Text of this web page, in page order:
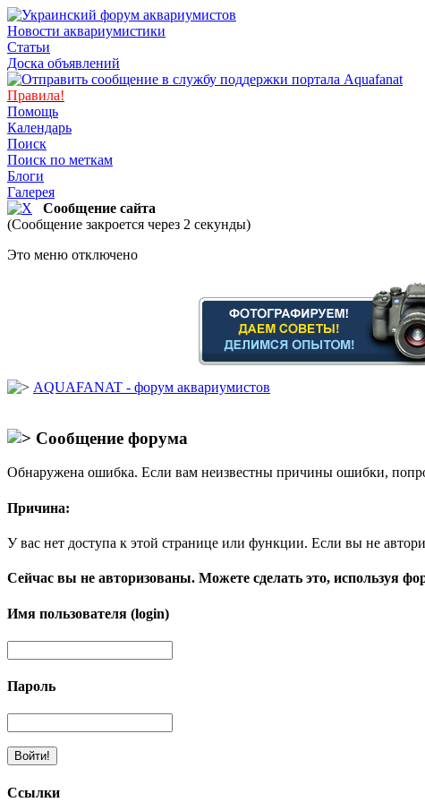
Новости аквариумистики
Статьи
Доска объявлений
Правила!
Помощь
Календарь
Поиск
Поиск по меткам
Блоги
Галерея
Сообщение сайта
(Сообщение закроется через 2 секунды)
Это меню отключено
AQUAFANAT - форум аквариумистов
Сообщение форума
Обнаружена ошибка. Если вам неизвестны причины ошибки,
Причина:
У вас нет доступа к этой странице или функции. Если вы не
Сейчас вы не авторизованы. Можете сделать это, используя
Имя пользователя (login)
Пароль
Ссылки